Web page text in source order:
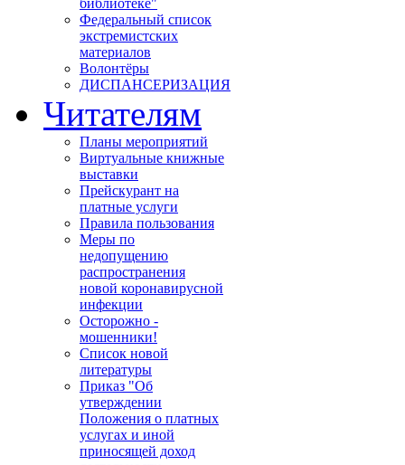
Федеральный список
экстремистских
материалов
Волонтёры
ДИСПАНСЕРИЗАЦИЯ
Читателям
Планы мероприятий
Виртуальные книжные
выставки
Прейскурант на
платные услуги
Правила пользования
Меры по
недопущению
распространения
новой коронавирусной
инфекции
Осторожно -
мошенники!
Список новой
литературы
Приказ "Об
утверждении
Положения о платных
услугах и иной
приносящей доход